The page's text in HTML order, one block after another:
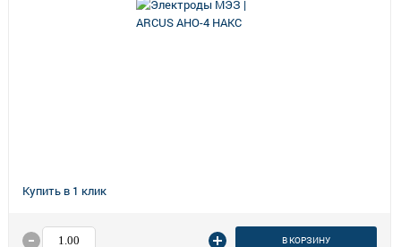
В КОРЗИНУ